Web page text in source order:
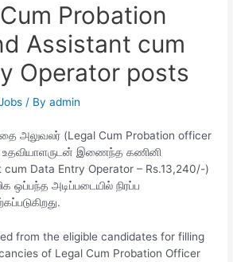
Probation
Assistant cum
Operator posts
/ Byadmin
அலுவலர் (Legal Cum Probation officer
உதவியாளருடன் இணைந்த கணினி
Data Entry Operator – Rs.13,240/-)
ஒப்பந்த அடிப்படையில் நிரப்ப
from the eligible candidates for filling
of Legal Cum Probation Officer